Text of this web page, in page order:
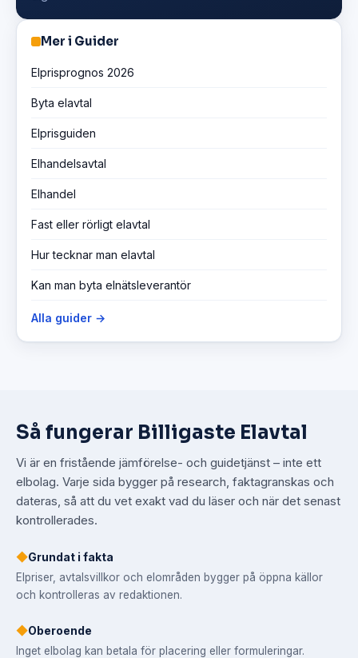
Mer i Guider
Elprisprognos 2026
Byta elavtal
Elprisguiden
Elhandelsavtal
Elhandel
Fast eller rörligt elavtal
Hur tecknar man elavtal
Kan man byta elnätsleverantör
Alla guider →
Så fungerar Billigaste Elavtal
Vi är en fristående jämförelse- och guidetjänst – inte ett
elbolag. Varje sida bygger på research, faktagranskas och
dateras, så att du vet exakt vad du läser och när det senast
kontrollerades.
◆Grundat i fakta
Elpriser, avtalsvillkor och elområden bygger på öppna källor
och kontrolleras av redaktionen.
◆Oberoende
Inget elbolag kan betala för placering eller formuleringar.